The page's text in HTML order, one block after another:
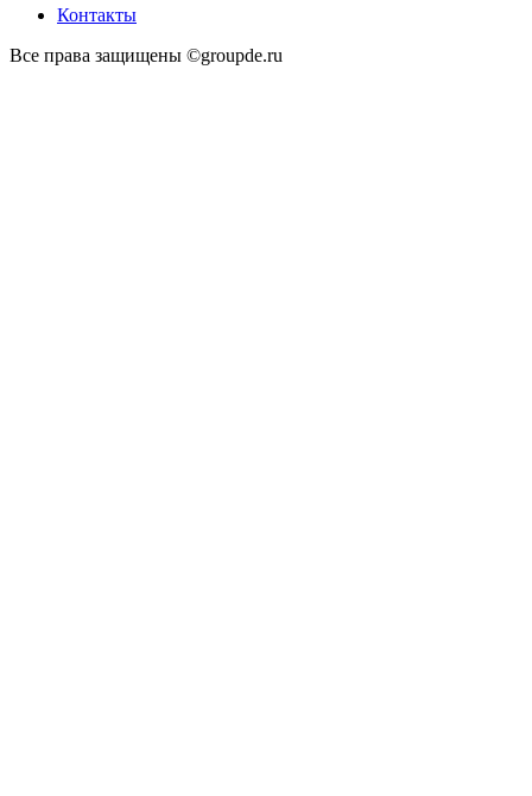
Контакты
Все права защищены ©groupde.ru